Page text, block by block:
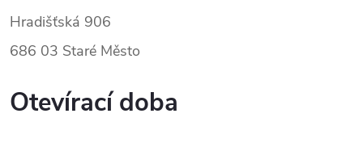
Hradišťská 906
686 03 Staré Město
Otevírací doba